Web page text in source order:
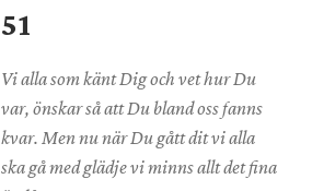
51
Vi alla som känt Dig och vet hur Du
var, önskar så att Du bland oss fanns
kvar. Men nu när Du gått dit vi alla
ska gå med glädje vi minns allt det fina